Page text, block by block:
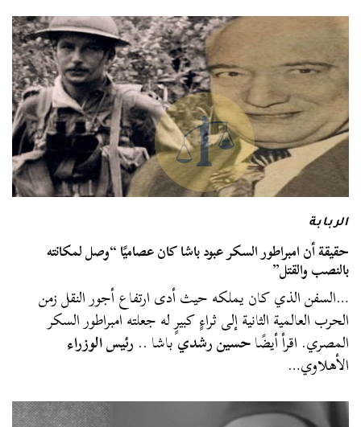
الربابة
حقيقة أن امبراطور السكر عبود باشا كان عصاميًا “وصل لمكانته
بالنصب والقتل”
…السفن الذي كان يملكه حيث أدى ارتفاع أجور النقل زمن
الحرب العالمية الثانية إلى ثراءٍ كبيرٍ له جعلته امبراطور السكر
المصري. اقرأ أيضًاحسين رشديباشا .. رئيس الوزراء
الأهلاوي…